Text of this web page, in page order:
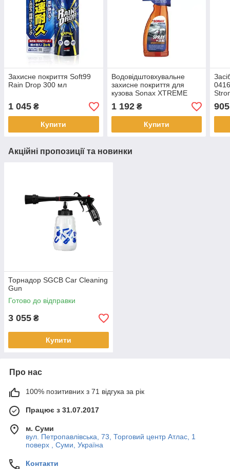
Захисне покриття Soft99
Rain Drop 300 мл
1 045 ₴
Купити
Водовідштовхувальне
захисне покриття для
кузова Sonax XTREME
Spray + Seal 750 мл
1 192₴
Купити
905
Акційні пропозиції та новинки
Торнадор SGCB Car Cleaning
Gun
Готово до відправки
3 055 ₴
Купити
Про нас
100% позитивних з 71 відгука за рік
Працює з 31.07.2017
м. Суми
вул. Петропавлівська, 73, Торговий центр Атлас, 1
поверх , Суми, Україна
Контакти